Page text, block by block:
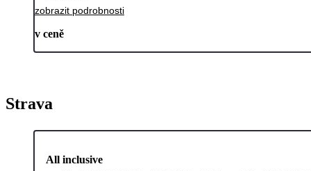
zobrazit podrobnosti
v ceně
Strava
All inclusive